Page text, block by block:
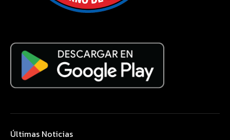
Últimas Noticias